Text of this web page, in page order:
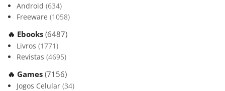
Android (634)
Freeware (1058)
🔥 Ebooks (6487)
Livros (1771)
Revistas (4695)
🔥 Games (7156)
Jogos Celular (34)